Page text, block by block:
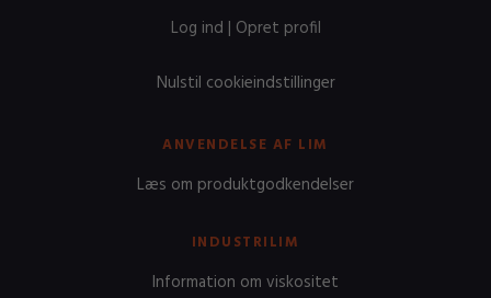
Log ind | Opret profil
Nulstil cookieindstillinger
ANVENDELSE AF LIM
Læs om produktgodkendelser
INDUSTRILIM
Information om viskositet